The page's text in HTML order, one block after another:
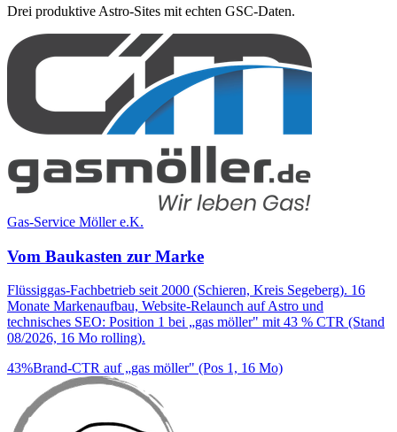
Drei produktive Astro-Sites mit echten GSC-Daten.
Gas-Service Möller e.K.
Vom Baukasten zur Marke
Flüssiggas-Fachbetrieb seit 2000 (Schieren, Kreis Segeberg). 16
Monate Markenaufbau, Website-Relaunch auf Astro und
technisches SEO: Position 1 bei „gas möller" mit 43 % CTR (Stand
08/2026, 16 Mo rolling).
43%Brand-CTR auf „gas möller" (Pos 1, 16 Mo)